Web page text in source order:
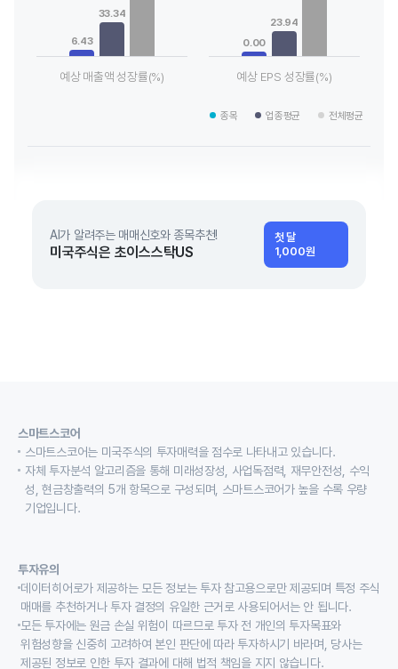
6.43
33.34
예상 매출액 성장률(%)
0.00
23.94
예상 EPS 성장률(%)
종목 업종평균 전체평균
AI가 알려주는 매매신호와 종목추천!
미국주식은 초이스스탁US
첫 달
1,000원
스마트스코어
스마트스코어는 미국주식의 투자매력을 점수로 나타내고 있습니다.
자체 투자분석 알고리즘을 통해 미래성장성, 사업독점력, 재무안전성, 수익
성, 현금창출력의 5개 항목으로 구성되며, 스마트스코어가 높을 수록 우량
기업입니다.
투자유의
데이터히어로가 제공하는 모든 정보는 투자 참고용으로만 제공되며 특정 주식
매매를 추천하거나 투자 결정의 유일한 근거로 사용되어서는 안 됩니다.
모든 투자에는 원금 손실 위험이 따르므로 투자 전 개인의 투자목표와
위험성향을 신중히 고려하여 본인 판단에 따라 투자하시기 바라며, 당사는
제공된 정보로 인한 투자 결과에 대해 법적 책임을 지지 않습니다.